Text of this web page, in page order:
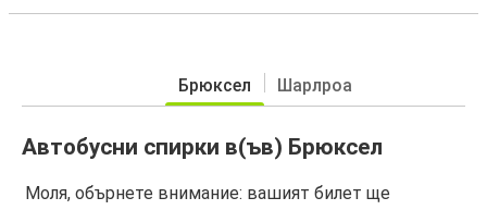
Брюксел Шарлроа
Автобусни спирки в(ъв) Брюксел
Моля, обърнете внимание: вашият билет ще